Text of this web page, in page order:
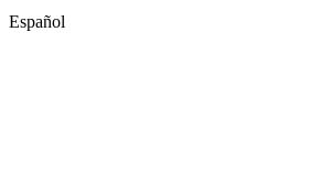
Español